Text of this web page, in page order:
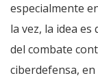
especialmente
la vez, la idea
del combate
ciberdefensa,